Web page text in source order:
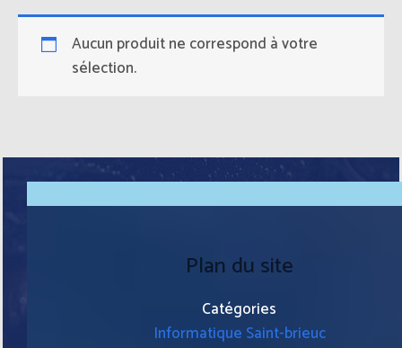
Aucun produit ne correspond à votre
sélection.
Plan du site
Catégories
Informatique Saint-brieuc